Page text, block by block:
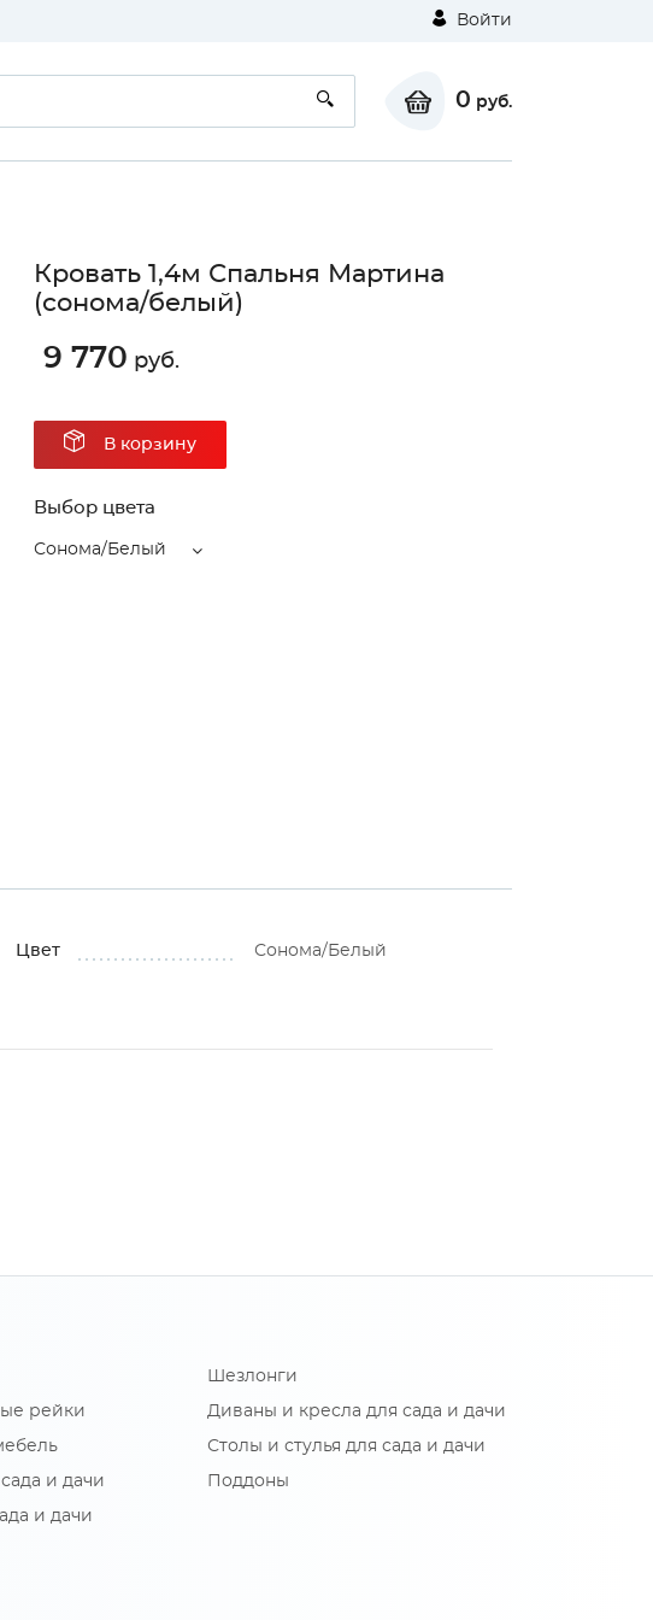
Войти
0 руб.
Кровать 1,4м Спальня Мартина
(сонома/белый)
9 770 руб.
В корзину
Выбор цвета
Сонома/Белый
Цвет Сонома/Белый
рейки
и дачи
и дачи
Шезлонги
Диваны и кресла для сада и дачи
Столы и стулья для сада и дачи
Поддоны